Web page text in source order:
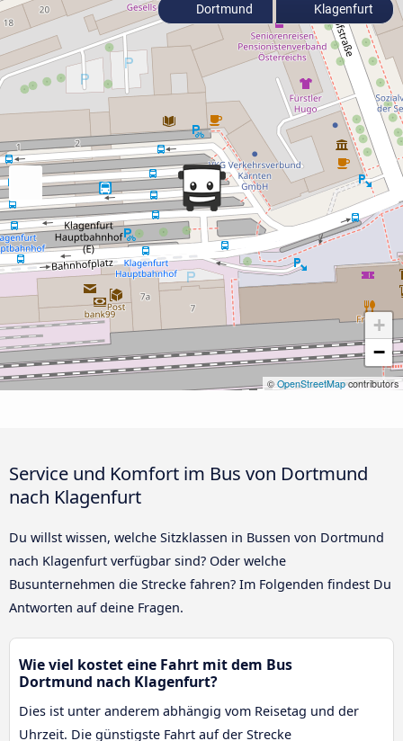
+
−
© OpenStreetMapcontributors
Dortmund Klagenfurt
Service und Komfort im Bus von Dortmund
nach Klagenfurt
Du willst wissen, welche Sitzklassen in Bussen von Dortmund
nach Klagenfurt verfügbar sind? Oder welche
Busunternehmen die Strecke fahren? Im Folgenden findest Du
Antworten auf deine Fragen.
Wie viel kostet eine Fahrt mit dem Bus
Dortmund nach Klagenfurt?
Dies ist unter anderem abhängig vom Reisetag und der
Uhrzeit. Die günstigste Fahrt auf der Strecke